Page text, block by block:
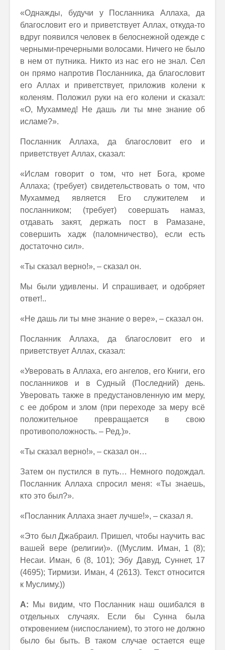
«Однажды, будучи у Посланника Аллаха, да
благословит его и приветствует Аллах, откуда-то
вдруг появился человек в белоснежной одежде с
черными-пречерными волосами. Ничего не было
в нем от путника. Никто из нас его не знал. Сел
он прямо напротив Посланника, да благословит
его Аллах и приветствует, приложив колени к
коленям. Положил руки на его колени и сказал:
«О, Мухаммед! Не дашь ли ты мне знание об
исламе?».
Посланник Аллаха, да благословит его и
приветствует Аллах, сказал:
«Ислам говорит о том, что нет Бога, кроме
Аллаха; (требует) свидетельствовать о том, что
Мухаммед является Его служителем и
посланником; (требует) совершать намаз,
отдавать закят, держать пост в Рамазане,
совершить хадж (паломничество), если есть
достаточно сил».
«Ты сказал верно!», – сказал он.
Мы были удивлены. И спрашивает, и одобряет
ответ!..
«Не дашь ли ты мне знание о вере», – сказал он.
Посланник Аллаха, да благословит его и
приветствует Аллах, сказал:
«Уверовать в Аллаха, его ангелов, его Книги, его
посланников и в Судный (Последний) день.
Уверовать также в предустановленную им меру,
с ее добром и злом (при переходе за меру всё
положительное превращается в свою
противоположность. – Ред.)».
«Ты сказал верно!», – сказал он…
Затем он пустился в путь… Немного подождал.
Посланник Аллаха спросил меня: «Ты знаешь,
кто это был?».
«Посланник Аллаха знает лучше!», – сказал я.
«Это был Джабраил. Пришел, чтобы научить вас
вашей вере (религии)». ((Муслим. Иман, 1 (8);
Несаи. Иман, 6 (8, 101); Эбу Давуд, Суннет, 17
(4695); Тирмизи. Иман, 4 (2613). Текст относится
к Муслиму.))
А: Мы видим, что Посланник наш ошибался в
отдельных случаях. Если бы Сунна была
откровением (ниспосланием), то этого не должно
было бы быть. В таком случае остается еще